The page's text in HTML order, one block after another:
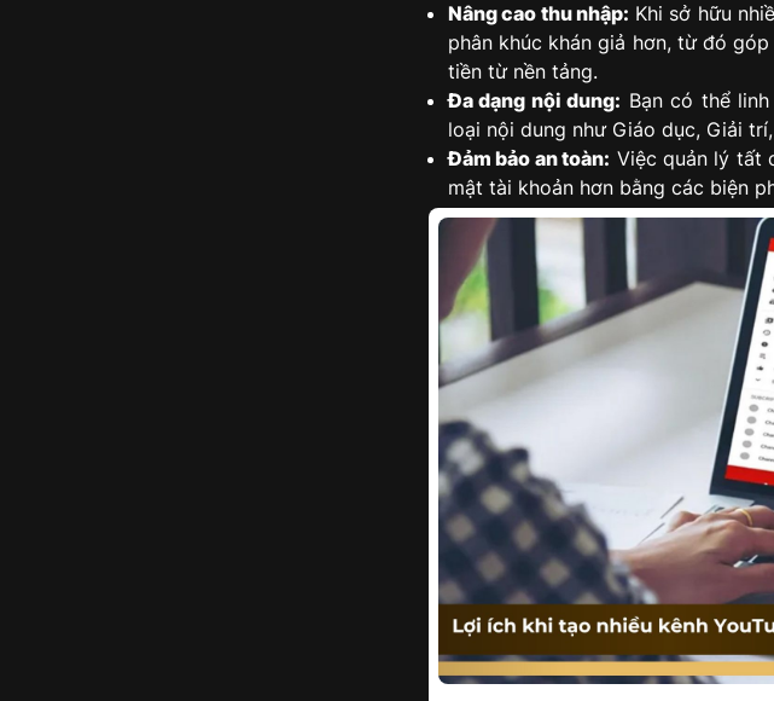
Nâng cao thu nhập: Khi sở hữu
phân khúc khán giả hơn, từ đó
tiền từ nền tảng.
Đa dạng nội dung: Bạn có thể
loại nội dung như Giáo dục, Giải
Đảm bảo an toàn: Việc quản lý tất
mật tài khoản hơn bằng các biện